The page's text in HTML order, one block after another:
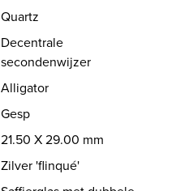
Quartz
Decentrale
secondenwijzer
Alligator
Gesp
21.50 X 29.00 mm
Zilver 'flinqué'